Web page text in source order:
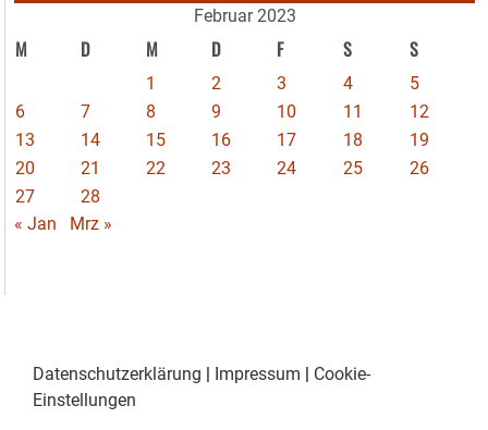
Februar 2023
M D M D F S S
1 2 3 4
5
6
7 8 9 10 11
12
13
14 15 16 17 18
19
20
21 22 23 24 25
26
27
28
« Jan
Mrz »
Datenschutzerklärung Impressum
Cookie-
Einstellungen